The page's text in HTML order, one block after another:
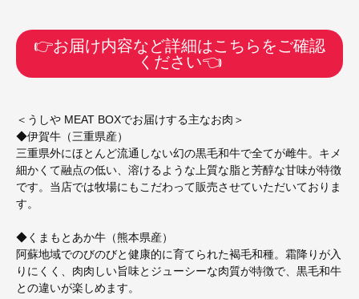
👉お届け内容など詳細はこちらをご確認
ください👈
＜うしや MEAT BOXでお届けする主なお肉＞
◆伊賀牛（三重県産）
三重県外にほとんど流通しない幻の黒毛和牛で全てが雌牛。キメ
細かくて融点の低い、溶けるような上質な脂と芳醇な甘味が特徴
です。当店では牧場にもこだわって販売させていただいておりま
す。
◆くまもとあか牛（熊本県産）
阿蘇地域でのびのびと健康的に育てられた褐毛和種。霜降りが入
りにくく、肉肉しい旨味とジューシーな肉質が特徴で、黒毛和牛
との違いが楽しめます。